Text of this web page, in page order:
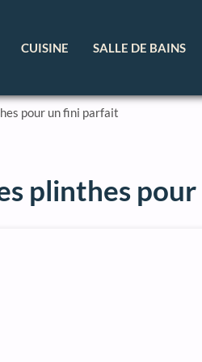
CUISINE SALLE DE BAINS
pour un fini parfait
plinthes